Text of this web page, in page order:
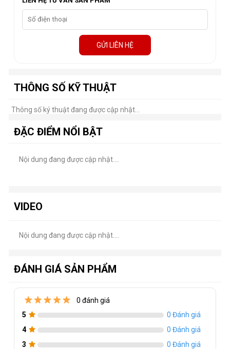
GỬI LIÊN HỆ
THÔNG SỐ KỸ THUẬT
Thông số ký thuật đang được cập nhật...
ĐẶC ĐIỂM NỔI BẬT
Nội dung đang được cập nhật....
VIDEO
Nội dung đang được cập nhật....
ĐÁNH GIÁ SẢN PHẨM
0 đánh giá
5
0 Đánh giá
4
0 Đánh giá
3
0 Đánh giá